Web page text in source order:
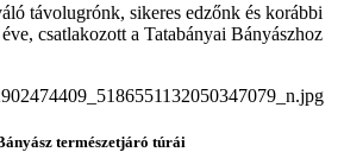
távolugrónk, sikeres edzőnk és korábbi
csatlakozott a Tatabányai Bányászhoz
természetjáró túrái